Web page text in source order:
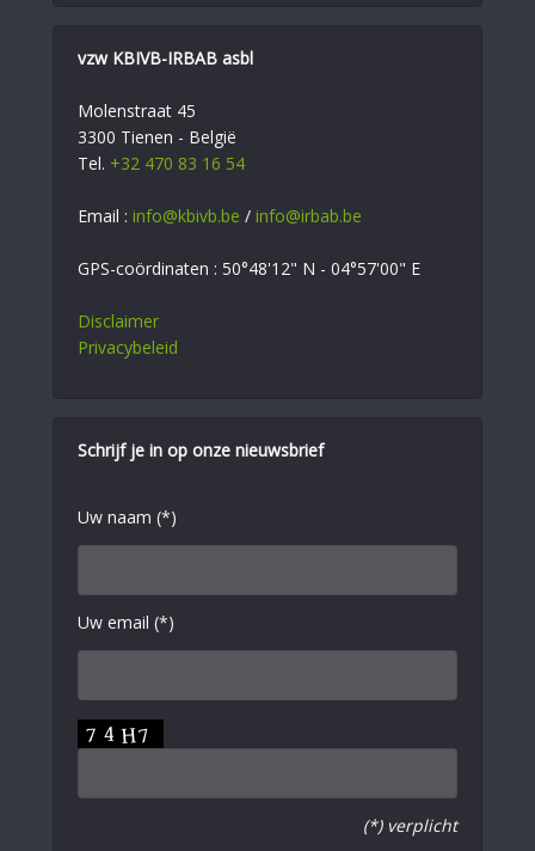
vzw KBIVB-IRBAB asbl
Molenstraat 45
3300 Tienen - België
Tel. +32 470 83 16 54
Email : info@kbivb.be / info@irbab.be
GPS-coördinaten : 50°48'12" N - 04°57'00" E
Disclaimer
Privacybeleid
Schrijf je in op onze nieuwsbrief
Uw naam (*)
Uw email (*)
(*) verplicht